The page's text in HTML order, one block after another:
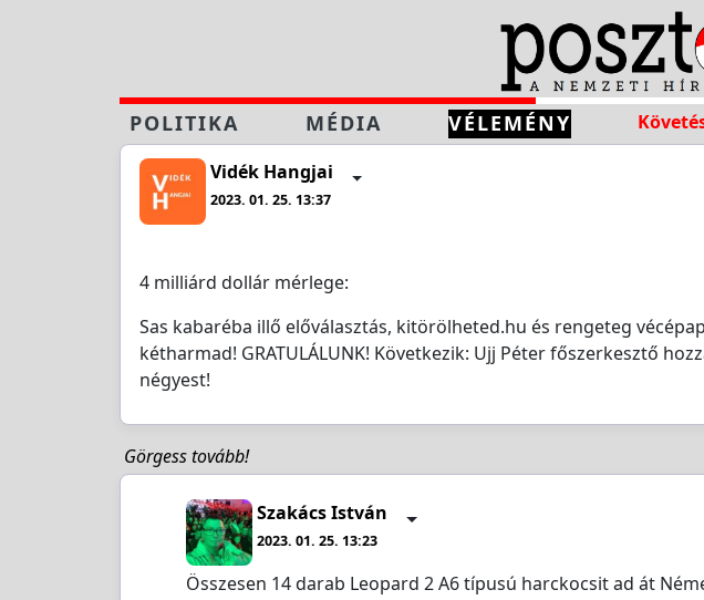
POLITIKA MÉDIA VÉLEMÉNY
Vidék Hangjai
2023. 01. 25. 13:37
4 milliárd dollár mérlege:
Sas kabaréba illő előválasztás, kitörölheted.hu és rengeteg
kétharmad! GRATULÁLUNK! Következik: Ujj Péter főszerkesztő
négyest!
Görgess tovább!
Szakács István
2023. 01. 25. 13:23
Összesen 14 darab Leopard 2 A6 típusú harckocsit ad át